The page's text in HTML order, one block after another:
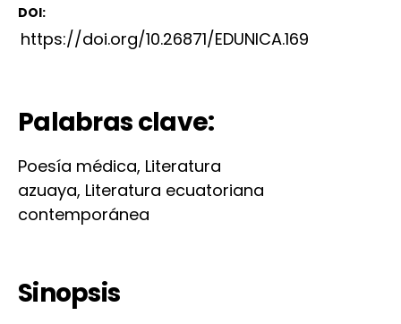
DOI:
https://doi.org/10.26871/EDUNICA.169
Palabras clave:
Poesía médica, Literatura
azuaya, Literatura ecuatoriana
contemporánea
Sinopsis